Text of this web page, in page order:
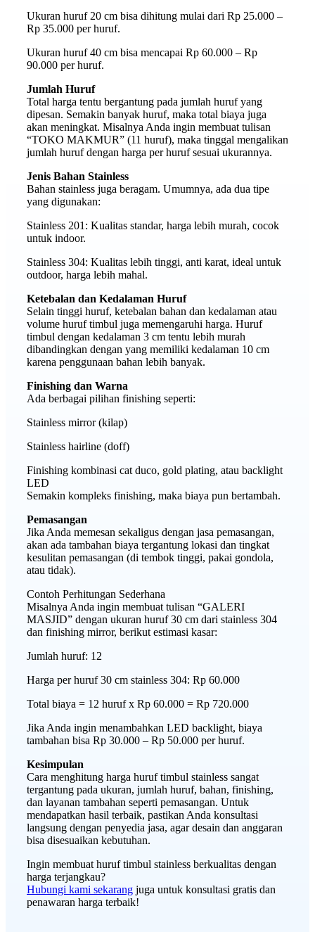
Ukuran huruf 20 cm bisa dihitung mulai dari Rp 25.000 –
Rp 35.000 per huruf.
Ukuran huruf 40 cm bisa mencapai Rp 60.000 – Rp
90.000 per huruf.
Jumlah Huruf
Total harga tentu bergantung pada jumlah huruf yang
dipesan. Semakin banyak huruf, maka total biaya juga
akan meningkat. Misalnya Anda ingin membuat tulisan
“TOKO MAKMUR” (11 huruf), maka tinggal mengalikan
jumlah huruf dengan harga per huruf sesuai ukurannya.
Jenis Bahan Stainless
Bahan stainless juga beragam. Umumnya, ada dua tipe
yang digunakan:
Stainless 201: Kualitas standar, harga lebih murah, cocok
untuk indoor.
Stainless 304: Kualitas lebih tinggi, anti karat, ideal untuk
outdoor, harga lebih mahal.
Ketebalan dan Kedalaman Huruf
Selain tinggi huruf, ketebalan bahan dan kedalaman atau
volume huruf timbul juga memengaruhi harga. Huruf
timbul dengan kedalaman 3 cm tentu lebih murah
dibandingkan dengan yang memiliki kedalaman 10 cm
karena penggunaan bahan lebih banyak.
Finishing dan Warna
Ada berbagai pilihan finishing seperti:
Stainless mirror (kilap)
Stainless hairline (doff)
Finishing kombinasi cat duco, gold plating, atau backlight
LED
Semakin kompleks finishing, maka biaya pun bertambah.
Pemasangan
Jika Anda memesan sekaligus dengan jasa pemasangan,
akan ada tambahan biaya tergantung lokasi dan tingkat
kesulitan pemasangan (di tembok tinggi, pakai gondola,
atau tidak).
Contoh Perhitungan Sederhana
Misalnya Anda ingin membuat tulisan “GALERI
MASJID” dengan ukuran huruf 30 cm dari stainless 304
dan finishing mirror, berikut estimasi kasar:
Jumlah huruf: 12
Harga per huruf 30 cm stainless 304: Rp 60.000
Total biaya = 12 huruf x Rp 60.000 = Rp 720.000
Jika Anda ingin menambahkan LED backlight, biaya
tambahan bisa Rp 30.000 – Rp 50.000 per huruf.
Kesimpulan
Cara menghitung harga huruf timbul stainless sangat
tergantung pada ukuran, jumlah huruf, bahan, finishing,
dan layanan tambahan seperti pemasangan. Untuk
mendapatkan hasil terbaik, pastikan Anda konsultasi
langsung dengan penyedia jasa, agar desain dan anggaran
bisa disesuaikan kebutuhan.
Ingin membuat huruf timbul stainless berkualitas dengan
harga terjangkau?
Hubungi kami sekarang juga untuk konsultasi gratis dan
penawaran harga terbaik!